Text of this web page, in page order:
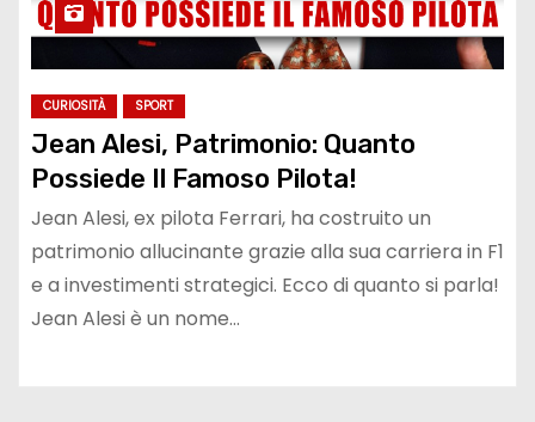
CURIOSITÀ SPORT
Jean Alesi, Patrimonio: Quanto
Possiede Il Famoso Pilota!
Jean Alesi, ex pilota Ferrari, ha costruito un
patrimonio allucinante grazie alla sua carriera in F1
e a investimenti strategici. Ecco di quanto si parla!
Jean Alesi è un nome…